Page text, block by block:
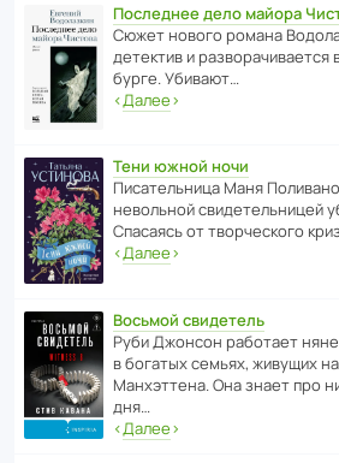
Последнее дело майора
Сюжет нового романа
дете­ктив и
бурге. Убивают…
‹Далее›
Тени южной ночи
Писа­тель­ница Маня
невольной свиде­тель­ницей
Спасаясь от твор­че­с­кого
‹Далее›
Восьмой свидетель
Руби Джонсон рабо­тает
в богатых семьях, живущих
Манх­эт­тена. Она знает про
дня…
‹Далее›